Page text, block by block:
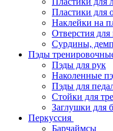
Пластики для
Наклейки на
Отверстия для
Сурдины,
Пэды
Пэды для рук
Наколенные
Пэды для
Стойки для
Заглушки для
Перкуссия
Барчаймсы